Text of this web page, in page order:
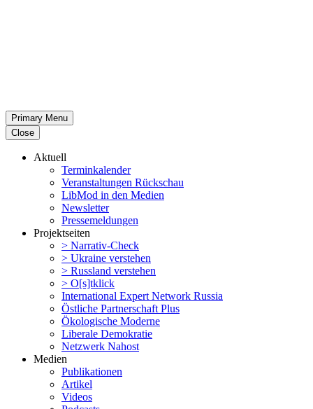
Primary Menu
Close
Aktuell
Termin­ka­lender
Veran­stal­tungen Rückschau
LibMod in den Medien
Newsletter
Presse­mel­dungen
Projekt­seiten
> Narrativ-Check
> Ukraine verstehen
> Russland verstehen
> O[s]tklick
Inter­na­tional Expert Network Russia
Östliche Partner­schaft Plus
Ökolo­gische Moderne
Liberale Demokratie
Netzwerk Nahost
Medien
Publi­ka­tionen
Artikel
Videos